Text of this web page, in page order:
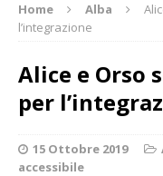
Home Alba
l’integrazione
Alice e Orso
per
15 Ottobre 2019
accessibile